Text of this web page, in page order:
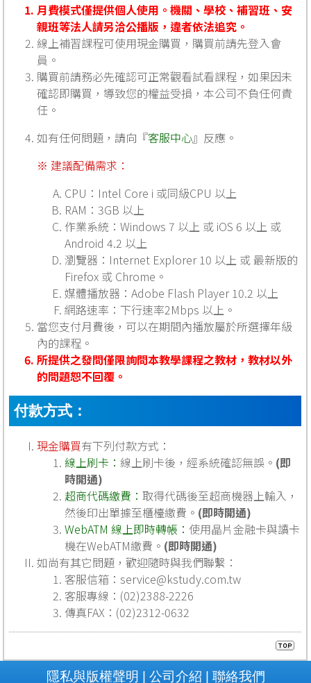
月費模式僅提供個人使用。機關、學校、補習班、安
親班等法人請另洽公播版，違者依法追究。
線上補習課程可使用現金購買，購買前請先登入會
員。
購買前請務必先確認可正常觀看試看課程，如果因未
確認即購買，導致您的權益受損，本公司不負任何責
任。
如有任何問題，請向『客服中心』反應。
※ 建議配備需求：
CPU：Intel Core i 或同級CPU 以上
RAM：3GB 以上
作業系統：Windows 7 以上 或 iOS 6 以上 或
Android 4.2 以上
瀏覽器：Internet Explorer 10 以上 或 最新版的
Firefox 或 Chrome。
媒體播放器：Adobe Flash Player 10.2 以上
網路速率：下行速率2Mbps 以上。
當您支付月費後，可以在期間內播放屬於所選擇年級
內的課程。
所提供之發問僅限詢問本教學課程之教材，教材以外
的問題恕不回覆。
付款方式：
現金購買有下列付款方式：
線上刷卡：線上刷卡後，經系統確認無誤。 (即
時開通)
超商代碼繳費：取得代碼後至超商機器上輸入，
然後印出單據至櫃檯繳費。 (即時開通)
WebATM 線上即時轉帳：使用晶片金融卡與讀卡
機在WebATM繳費。 (即時開通)
如尚有其它問題，歡迎隨時與我們聯繫：
客服信箱：service@kstudy.com.tw
客服專線：(02)2388-2226
傳真FAX：(02)2312-0632
隱私與版權聲明 公司介紹 聯絡我們